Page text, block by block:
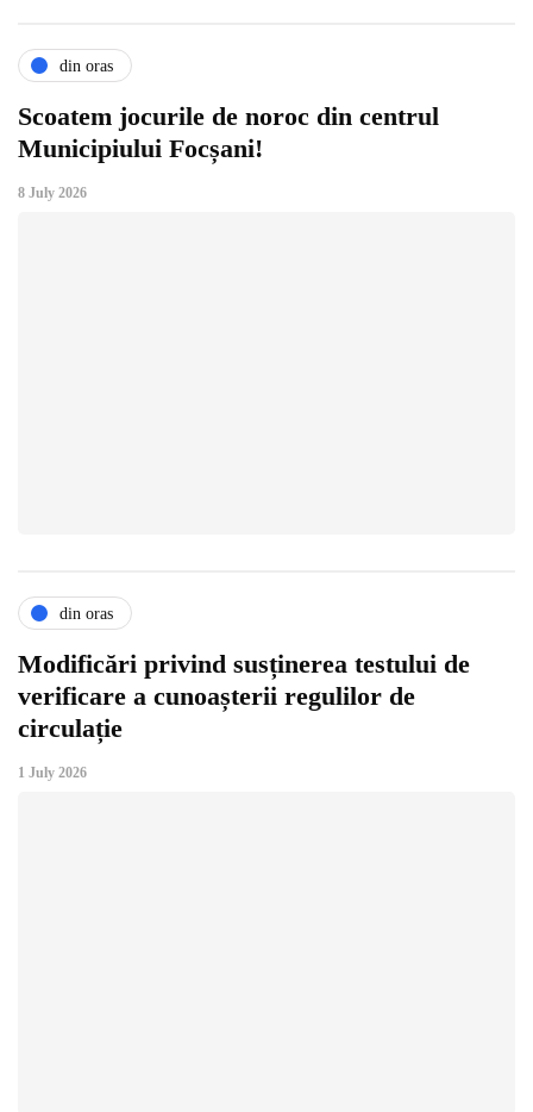
din oras
Scoatem jocurile de noroc din centrul
Municipiului Focșani!
8 July 2026
din oras
Modificări privind susținerea testului de
verificare a cunoașterii regulilor de
circulație
1 July 2026